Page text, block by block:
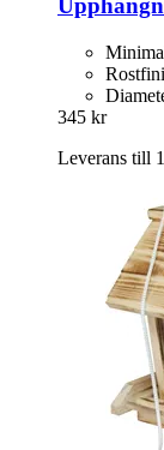
345 kr
Leverans till